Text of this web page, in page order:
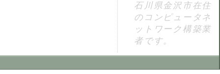
石川県金沢市在住
のコンピュータネ
ットワーク構築業
者です。